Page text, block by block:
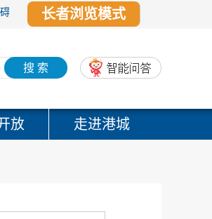
长者浏览模式
搜 索
放 走进港城